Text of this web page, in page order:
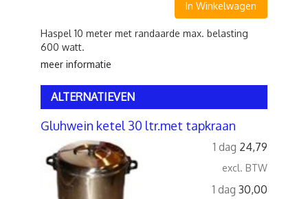
In Winkelwagen
Haspel 10 meter met randaarde max. belasting
600 watt.
meer informatie
ALTERNATIEVEN
Gluhwein ketel 30 ltr.met tapkraan
1 dag 24,79
excl. BTW
1 dag 30,00